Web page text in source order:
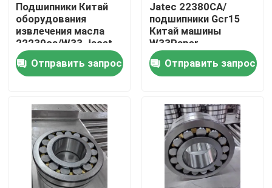
Продукты
Ролики
Тур по фабрике
Контроль качества
Подшипники Китай
оборудования
извлечения масла
22230ca/W33 Jacet
Отправить запрос
Jatec 22380CA/
подшипники Gcr15
Китай машины
W33Paper
Отправить запрос